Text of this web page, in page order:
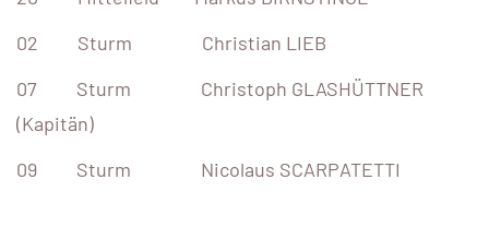
02 Sturm Christian LIEB
07 Sturm Christoph GLASHÜTTNER
(Kapitän)
09 Sturm Nicolaus SCARPATETTI